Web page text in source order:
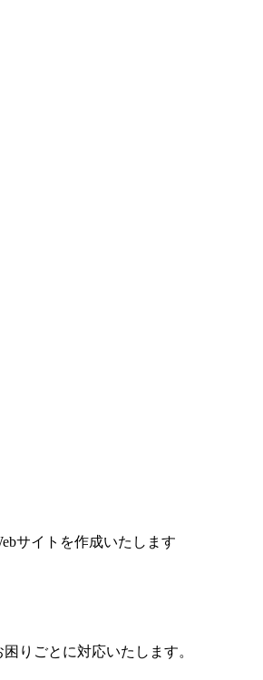
サイトを作成いたします
りごとに対応いたします。